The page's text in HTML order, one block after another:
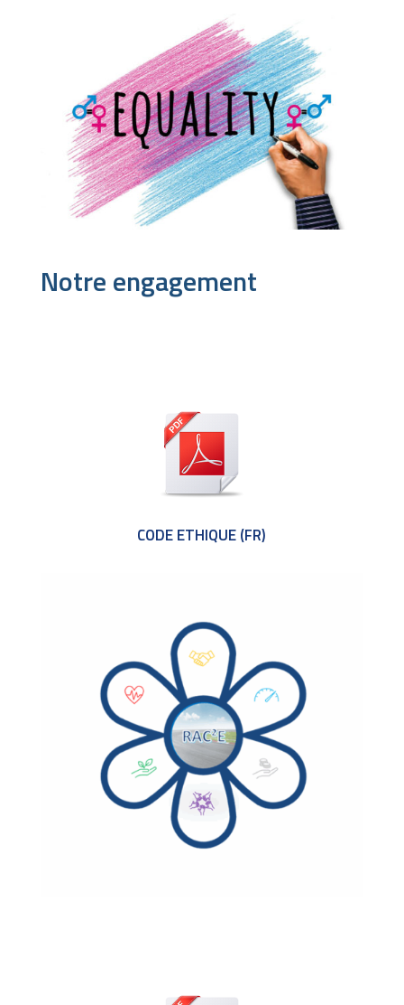
Notre engagement
CODE ETHIQUE (FR)